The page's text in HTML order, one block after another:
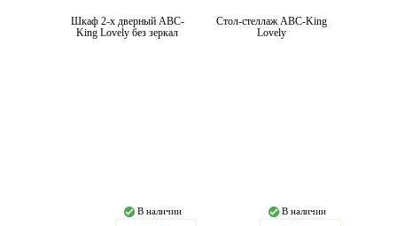
Шкаф 2-х дверный ABC-
King Lovely без зеркал
В наличии
Стол-стеллаж ABC-King
Lovely
В наличии